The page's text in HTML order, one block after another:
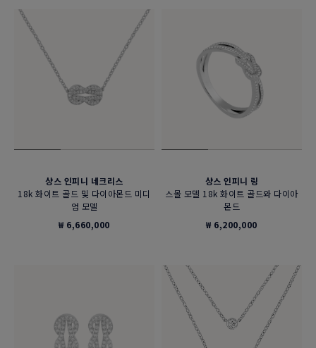
샹스 인피니 네크리스
18k 화이트 골드 및 다이아몬드 미디
엄 모델
₩ 6,660,000
샹스 인피니 링
스몰 모델 18k 화이트 골드와 다이아
몬드
₩ 6,200,000